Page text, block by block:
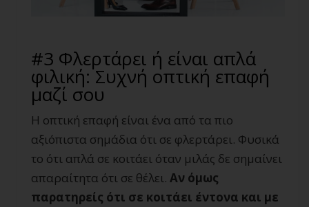
#3 Φλερτάρει ή είναι απλά
φιλική: Συχνή οπτική επαφή
μαζί σου
Η οπτική επαφή είναι ένα από τα πιο
αξιόπιστα σημάδια ότι σε φλερτάρει. Φυσικά
το ότι απλά σε κοιτάει όταν μιλάς δε σημαίνει
απαραίτητα ότι σε θέλει. Αν όμως
παρατηρείς ότι σε κοιτάει έντονα και με